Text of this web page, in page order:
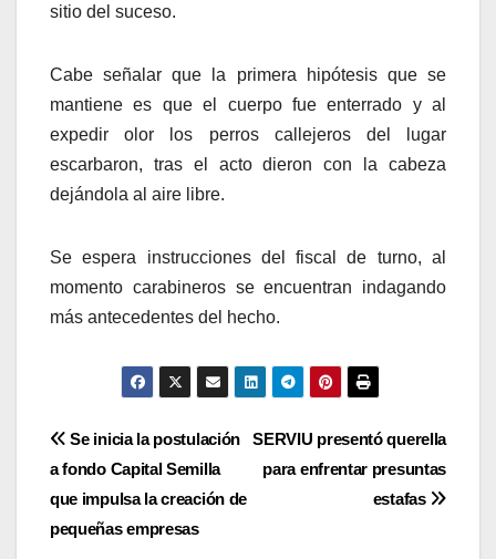
sitio del suceso.
Cabe señalar que la primera hipótesis que se
mantiene es que el cuerpo fue enterrado y al
expedir olor los perros callejeros del lugar
escarbaron, tras el acto dieron con la cabeza
dejándola al aire libre.
Se espera instrucciones del fiscal de turno, al
momento carabineros se encuentran indagando
más antecedentes del hecho.
Navegación
de
entradas
SERVIU presentó querella
para enfrentar presuntas
estafas
Se inicia la postulación
a fondo Capital Semilla
que impulsa la creación de
pequeñas empresas